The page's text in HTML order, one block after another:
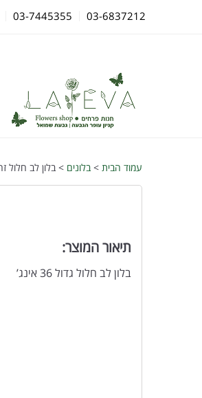
03-6837212
03-7445355
עמוד הבית >בלונים > בלון לב חלול
תיאור המוצר:
בלון לב חלול גדול 36 אינג’